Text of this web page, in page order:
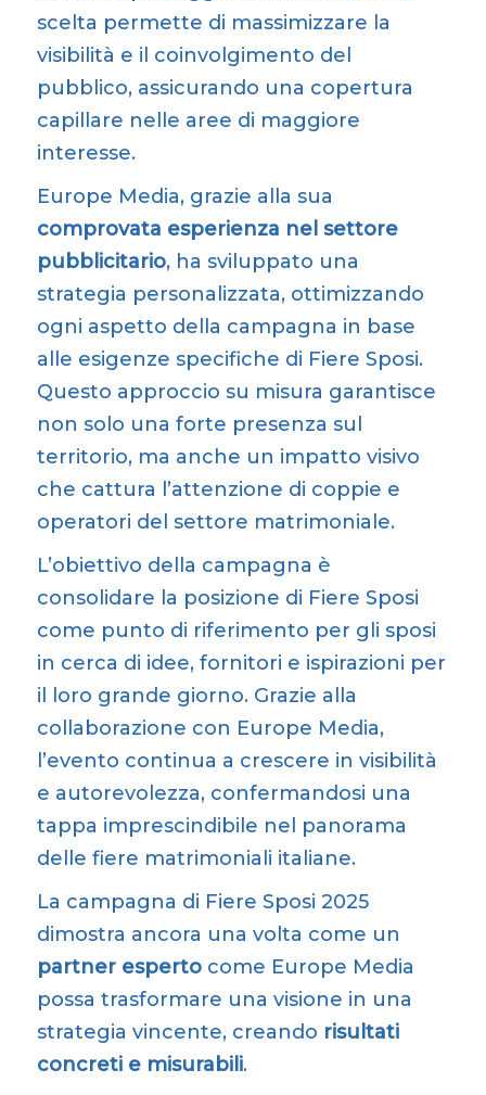
comprovata esperienza nel settore
pubblicitario , ha sviluppato una
strategia personalizzata, ottimizzando
ogni aspetto della campagna in base
alle esigenze specifiche di Fiere Sposi.
non solo una forte presenza sul
territorio, ma anche un impatto visivo
che cattura l’attenzione di coppie e
operatori del settore matrimoniale.
L’obiettivo della campagna è
consolidare la posizione di Fiere Sposi
come punto di riferimento per gli sposi
in cerca di idee, fornitori e ispirazioni per
il loro grande giorno. Grazie alla
collaborazione con Europe Media,
e autorevolezza, confermandosi una
tappa imprescindibile nel panorama
delle fiere matrimoniali italiane.
La campagna di Fiere Sposi 2025
dimostra ancora una volta come un
partner espertocome Europe Media
possa trasformare una visione in una
strategia vincente, creandorisultati
concreti e misurabili.
Cliente:Fiere Sposi
Post Tags: fieresposi